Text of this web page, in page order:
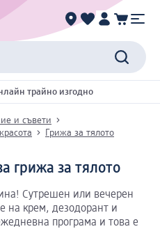
трайно изгодно
и съвети
Грижа за тялото
грижа за тялото
Сутрешен или вечерен
на крем, дезодорант и
програма и това е